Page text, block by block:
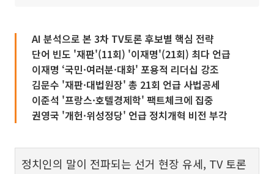
AI 분석으로 본 3차 TV토론 후보별 핵심 전략
단어 빈도 '재판'(11회) '이재명'(21회) 최다 언급
이재명 ‘국민·여러분·대화' 포용적 리더십 강조
김문수 '재판·대법원장' 총 21회 언급 사법공세
이준석 '프랑스·호텔경제학' 팩트체크에 집중
권영국 '개헌·위성정당' 언급 정치개혁 비전 부각
정치인의 말이 전파되는 선거 현장 유세, TV 토론